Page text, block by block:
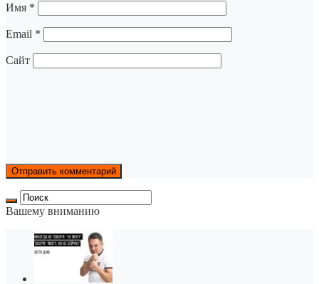
Имя *
Email *
Сайт
Вашему вниманию